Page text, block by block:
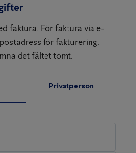
faktura. För faktura via e-
för fakturering.
det fältet tomt.
Privatperson